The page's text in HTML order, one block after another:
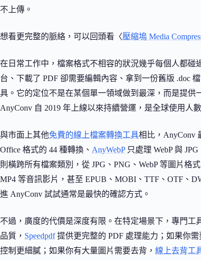
不上傳。
想看更完整的脈絡，可以回頭看〈壓縮塢 Media
在日常工作中，檔案格式不相容的狀況幾乎每個人都碰
台、下載了 PDF 卻需要編輯內容、拿到一份舊版 .doc 檔
具。它的定位不是在某個單一領域做到最深，而是提供
AnyConv 自 2019 年上線以來持續營運，是全球使用人
與市面上其他免費的線上檔案轉換工具相比，AnyConv
Office 格式的 44 種轉換、 AnyWebP只處理 WebP 與
則橫跨所有檔案類別，從 JPG、PNG、WebP 等圖片格
MP4 等音訊影片，甚至 EPUB、MOBI、TTF、OTF、
進 AnyConv 試試通常是最快的確認方式。
不過，廣度的代價是深度有限。在特定場景下，專門
品質， Speedpdf提供更完整的 PDF 處理能力；如果你需
控制更細膩；如果你有大量圖片需要去背， 線上去背工